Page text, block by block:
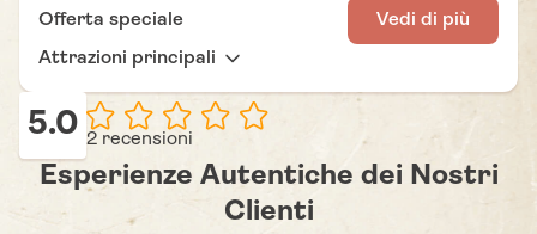
Jang - Vientiane - Wat Si Saket - Statue del
Buddha - Pha That Luang - Patuxai.
Attrazioni principali
Offerta speciale Vedi di più
5.0 2 recensioni
Esperienze Autentiche dei Nostri
Clienti